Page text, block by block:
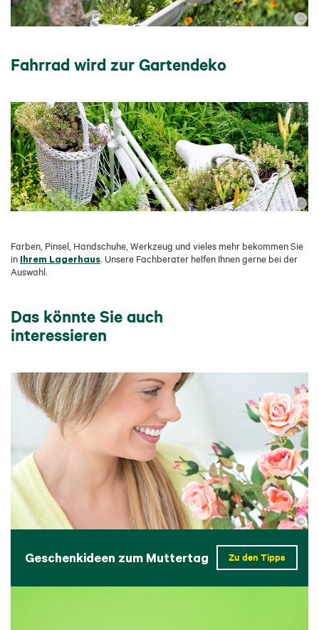
©
Fahrrad wird zur Gartendeko
©
Farben, Pinsel, Handschuhe, Werkzeug und vieles mehr bekommen Sie
in Ihrem Lagerhaus . Unsere Fachberater helfen Ihnen gerne bei der
Auswahl.
Das könnte Sie auch
interessieren
Geschenkideen zum Muttertag Zu den Tipps
©